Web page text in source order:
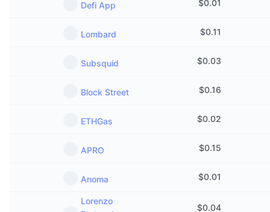
Defi App $0.01
Lombard $0.11
Subsquid $0.03
Block Street $0.16
ETHGas $0.02
APRO $0.15
Anoma $0.01
Lorenzo
$0.04